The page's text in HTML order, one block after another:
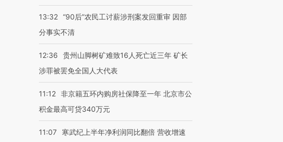
13:32 “90后”农民工讨薪涉刑案发回重审 因部
分事实不清
12:36
贵州山脚树矿难致16人死亡近三年 矿长
涉罪被罢免全国人大代表
11:12 非京籍五环内购房社保降至一年 北京市公
积金最高可贷340万元
11:07
寒武纪上半年净利润同比翻倍 营收增速